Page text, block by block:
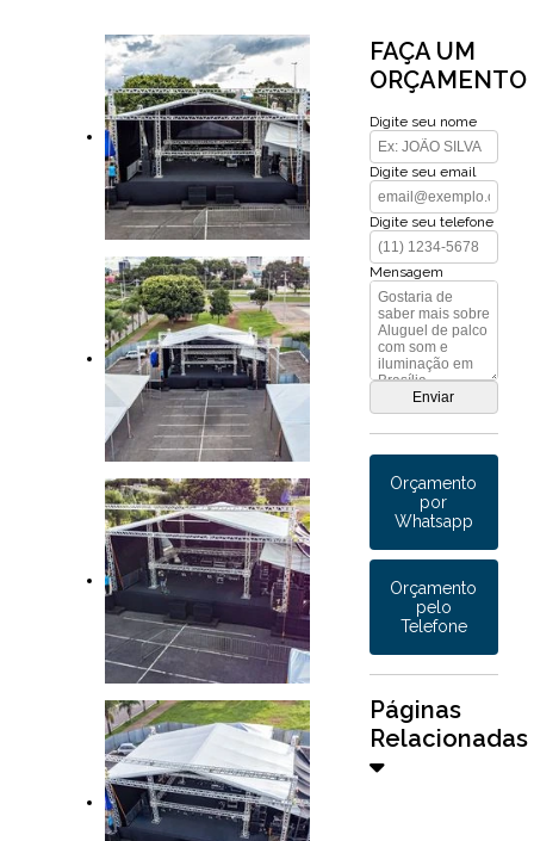
FAÇA UM
ORÇAMENTO
Digite seu nome
Digite seu email
Digite seu telefone
Mensagem
Orçamento
por
Whatsapp
Orçamento
pelo
Telefone
Páginas
Relacionadas